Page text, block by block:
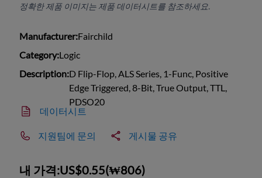
정확한 제품 이미지는 제품 데이터시트를 참조하세요.
Manufacturer:Fairchild
Category:Logic
Description:D Flip-Flop, ALS Series, 1-Func, Positive
Edge Triggered, 8-Bit, True Output, TTL,
PDSO20
데이터시트
지원팀에 문의 게시물 공유
내 가격:US$0.55(₩806)